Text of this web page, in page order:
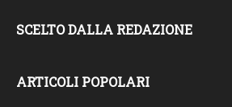
SCELTO DALLA REDAZIONE
ARTICOLI POPOLARI